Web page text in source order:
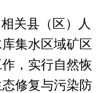
关县（区）人
集水区域矿区
，实行自然恢
修复与污染防